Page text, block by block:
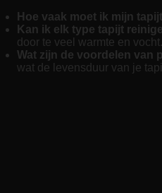
Hoe vaak moet ik mijn
Kan ik elk type tapijt
door te veel warmte en vocht.
Wat zijn de voordelen van
wat de levensduur van je